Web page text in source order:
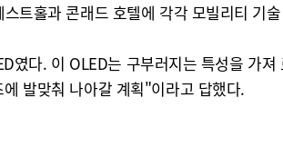
트홀과 콘래드 호텔에 각각 모빌리티
다. 이 OLED는 구부러지는 특성을 가
발맞춰 나아갈 계획"이라고 답했다.